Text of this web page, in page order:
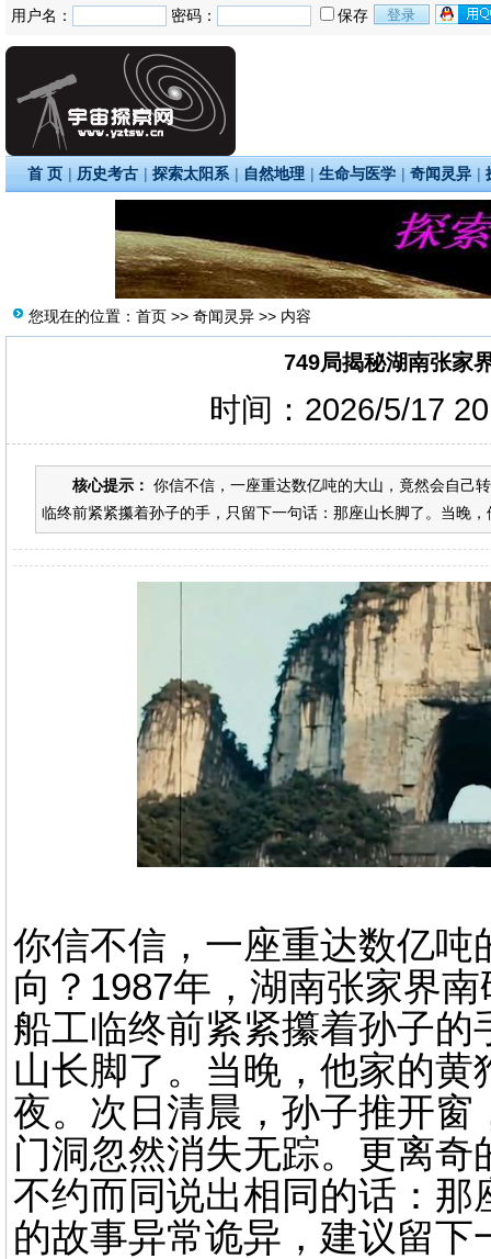
用户名： 密码： 保存
首 页 | 历史考古 | 探索太阳系 | 自然地理 | 生命与医学 | 奇闻灵异 |
您现在的位置： 首页 >> 奇闻灵异 >> 内容
749局揭秘湖南张家
时间：2026/5/17
核心提示： 你信不信，一座重达数亿吨的大山，竟然会自己
临终前紧紧攥着孙子的手，只留下一句话：那座山长脚了。当晚
你信不信，一座重达数亿吨
向？1987年，湖南张家界
船工临终前紧紧攥着孙子
山长脚了。当晚，他家的
夜。次日清晨，孙子推开
门洞忽然消失无踪。更离
不约而同说出相同的话：
的故事异常诡异，建议留下